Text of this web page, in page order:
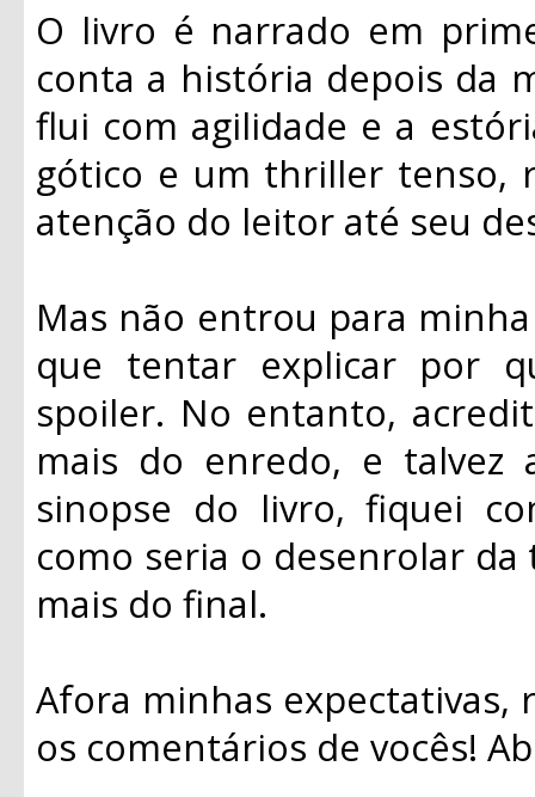
O livro é narrado em
conta a história depois da
flui com agilidade e a
gótico e um thriller tenso,
atenção do leitor até seu
Mas não entrou para
que tentar explicar por
spoiler. No entanto,
mais do enredo, e
sinopse do livro, fiquei
como seria o desenrolar
mais do final.
Afora minhas
os comentários de vocês!